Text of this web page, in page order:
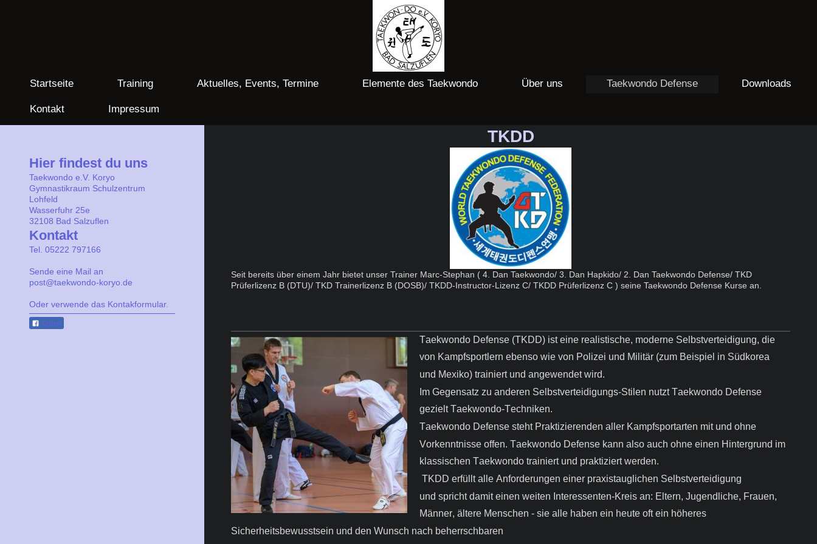
Startseite Training Aktuelles, Events, Termine Elemente des Taekwondo Über uns Taekwondo Defense Downloads
Kontakt Impressum
TKDD
Seit bereits über einem Jahr bietet unser Trainer Marc-Stephan ( 4. Dan Taekwondo/ 3. Dan Hapkido/ 2. Dan Taekwondo Defense/ TKD
Prüferlizenz B (DTU)/ TKD Trainerlizenz B (DOSB)/ TKDD-Instructor-Lizenz C/ TKDD Prüferlizenz C ) seine Taekwondo Defense Kurse an.
Taekwondo Defense (TKDD) ist eine realistische, moderne Selbstverteidigung, die
von Kampfsportlern ebenso wie von Polizei und Militär (zum Beispiel in Südkorea
und Mexiko) trainiert und angewendet wird.
Im Gegensatz zu anderen Selbstverteidigungs-Stilen nutzt Taekwondo Defense
gezielt Taekwondo-Techniken.
Taekwondo Defense steht Praktizierenden aller Kampfsportarten mit und ohne
Vorkenntnisse offen. Taekwondo Defense kann also auch ohne einen Hintergrund im
klassischen Taekwondo trainiert und praktiziert werden.
TKDD erfüllt alle Anforderungen einer praxistauglichen Selbstverteidigung
und spricht damit einen weiten Interessenten-Kreis an: Eltern, Jugendliche, Frauen,
Männer, ältere Menschen - sie alle haben ein heute oft ein höheres
Sicherheitsbewusstsein und den Wunsch nach beherrschbaren
Hier findest du uns
Taekwondo e.V. Koryo
Gymnastikraum Schulzentrum
Lohfeld
Wasserfuhr 25e
32108 Bad Salzuflen
Kontakt
Tel. 05222 797166
Sende eine Mail an
post@taekwondo-koryo.de
Oder verwende das Kontakformular.
Teilen